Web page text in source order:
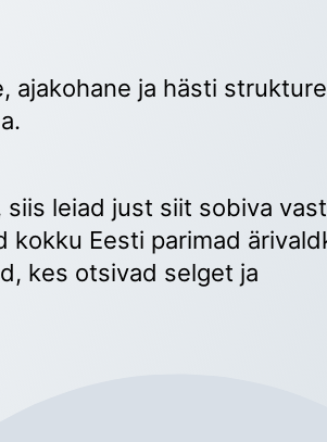
ajakohane ja hästi
siis leiad just siit sobiva
kokku Eesti parimad
kes otsivad selget ja